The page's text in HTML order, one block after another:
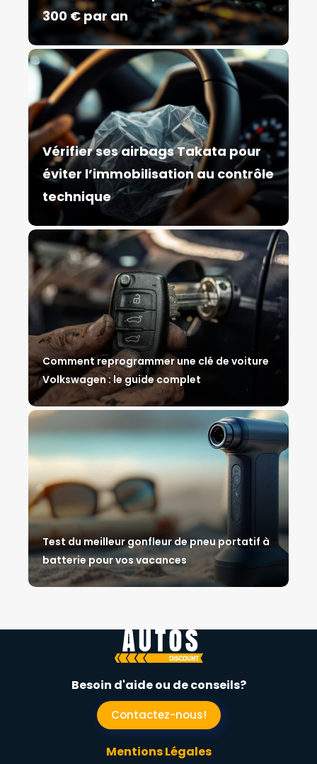
300 € par an
Comment reprogrammer une clé de voiture
Volkswagen : le guide complet
Test du meilleur gonfleur de pneu portatif à
batterie pour vos vacances
Vérifier ses airbags Takata pour
éviter l’immobilisation au contrôle
technique
Besoin d'aide ou de conseils?
Contactez-nous!
Mentions Légales